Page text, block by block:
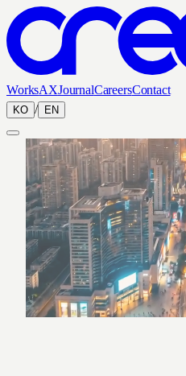
WorksAXJournalCareersContact
KO / EN